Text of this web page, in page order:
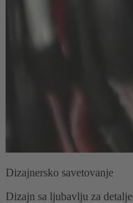
Dizajnersko savetovanje
Dizajn sa ljubavlju za detalje